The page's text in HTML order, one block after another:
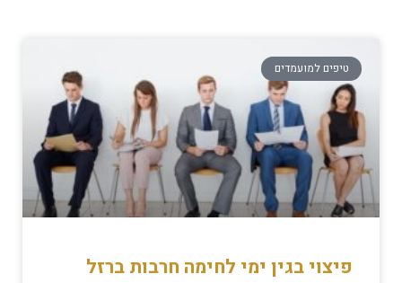
טיפים למועמדים
פיצוי בגין ימי לחימה חרבות ברזל